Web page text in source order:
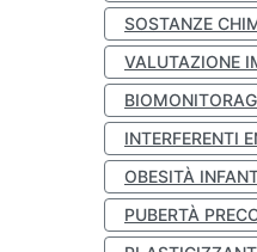
SOSTANZE
VALUTAZIONE
INTERFERENTI
OBESITÀ
PUBERTÀ